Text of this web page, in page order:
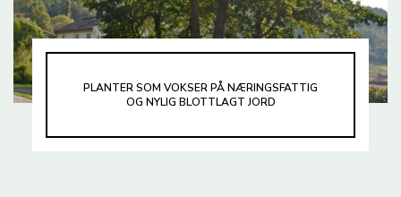
PLANTER SOM VOKSER PÅ NÆRINGSFATTIG
OG NYLIG BLOTTLAGT JORD